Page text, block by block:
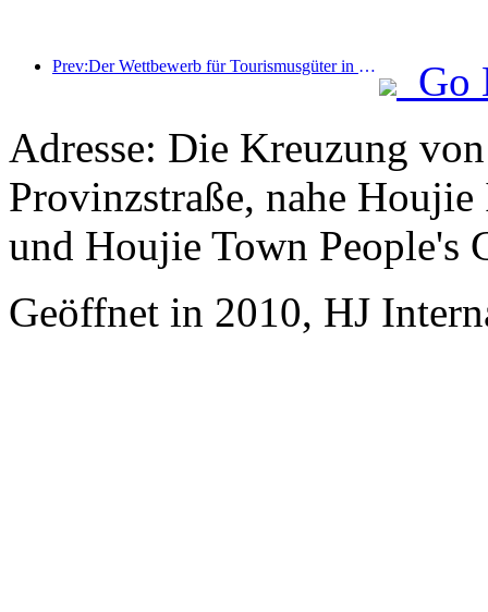
Prev:Der Wettbewerb für Tourismusgüter in China wurde erfolgreich in Xiangtan, Hunan, abgehalten.
Go
Adresse: Die Kreuzung
Provinzstraße, nahe
und Houjie Town People's
Geöffnet in 2010, HJ